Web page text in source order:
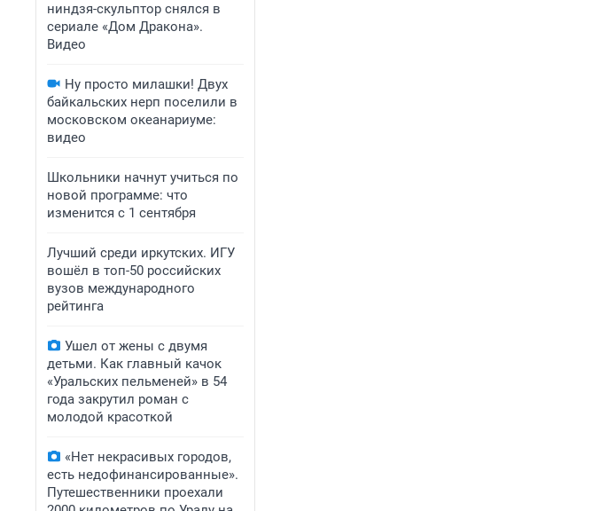
ниндзя-скульптор снялся в
сериале «Дом Дракона».
Видео
Ну просто милашки! Двух
байкальских нерп поселили в
московском океанариуме:
видео
Школьники начнут учиться по
новой программе: что
изменится с 1 сентября
Лучший среди иркутских. ИГУ
вошёл в топ-50 российских
вузов международного
рейтинга
Ушел от жены с двумя
детьми. Как главный качок
«Уральских пельменей» в 54
года закрутил роман с
молодой красоткой
«Нет некрасивых городов,
есть недофинансированные».
Путешественники проехали